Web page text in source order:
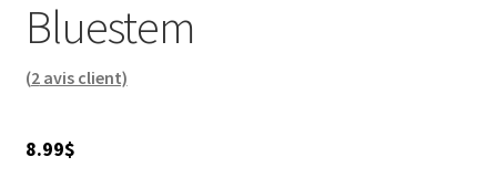
Bluestem
(2avis client)
8.99$